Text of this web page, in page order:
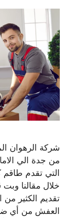
شركة
من جدة الي
التي تقدم طاقم
خلال مقالنا
تقديم الكثير
العفش من أي